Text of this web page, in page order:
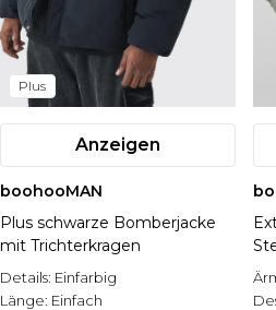
Plus
Anzeigen
boohooMAN
Plus schwarze Bomberjacke
mit Trichterkragen
Details: Einfarbig
Länge: Einfach